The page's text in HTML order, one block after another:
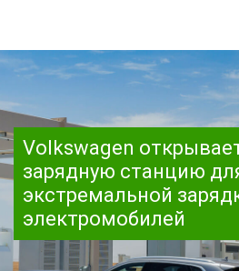
Volkswagen
зарядную станцию
экстремальной
электромобилей